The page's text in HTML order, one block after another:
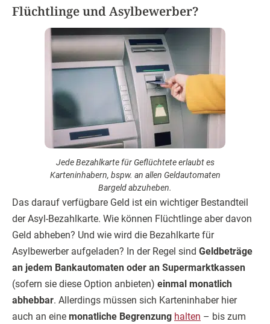
Flüchtlinge und Asylbewerber?
Jede Bezahlkarte für Geflüchtete erlaubt es
Karteninhabern, bspw. an allen Geldautomaten
Bargeld abzuheben.
Das darauf verfügbare Geld ist ein wichtiger Bestandteil
der Asyl-Bezahlkarte. Wie können Flüchtlinge aber davon
Geld abheben? Und wie wird die Bezahlkarte für
Asylbewerber aufgeladen? In der Regel sind Geldbeträge
an jedem Bankautomaten oder an Supermarktkassen
(sofern sie diese Option anbieten) einmal monatlich
abhebbar. Allerdings müssen sich Karteninhaber hier
auch an eine monatliche Begrenzung halten – bis zum